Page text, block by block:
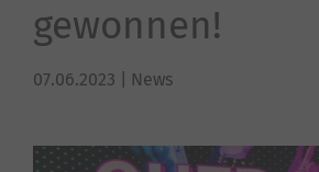
gewonnen!
07.06.2023 | News